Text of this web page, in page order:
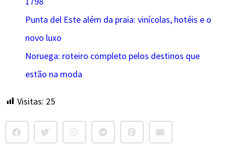
Punta del Este além da praia: vinícolas, hotéis e o
novo luxo
Noruega: roteiro completo pelos destinos que
estão na moda
Visitas: 25